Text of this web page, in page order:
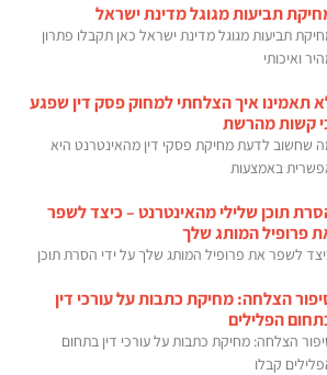
תביעות מגוגל מדינת ישראל
תביעות מגוגל מדינת ישראל כאן תקבלו פתרון
ואיכותי
תאמינו איך הצלחתי למחוק פסק דין שפגע
קשות מהרשת
שחשוב לדעת מחיקת פסקי דין מהאינטרנט היא
באמצעות
תוכן שלילי מהאינטרנט – כיצד לשפר
פרופיל המותג שלך
לשפר את פרופיל המותג שלך על ידי הסרת תוכן
הצלחה: מחיקת כתבות על עורכי דין
הפלילים
הצלחה: מחיקת כתבות על עורכי דין בתחום
קבלו